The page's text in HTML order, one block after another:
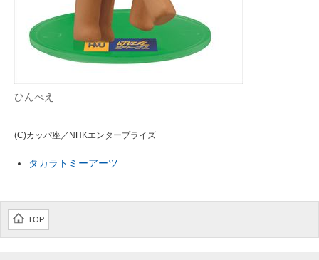
ひんべえ
(C)カッパ座／NHKエンタープライズ
タカラトミーアーツ
TOP